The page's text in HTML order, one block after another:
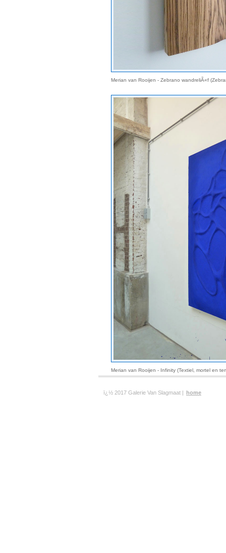
Merian van Rooijen - Zebrano wandreliÃ«f
Merian van Rooijen - Infinity (Textiel, mortel en
ï¿½ 2017 Galerie Van Slagmaat | home